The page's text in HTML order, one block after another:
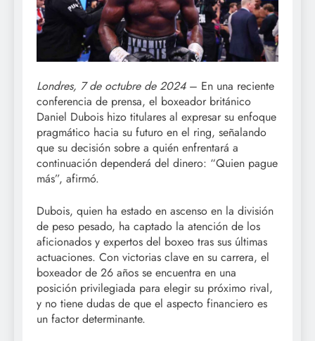
Londres, 7 de octubre de 2024– En una reciente
conferencia de prensa, el boxeador británico
Daniel Dubois hizo titulares al expresar su enfoque
pragmático hacia su futuro en el ring, señalando
que su decisión sobre a quién enfrentará a
continuación dependerá del dinero: “Quien pague
más”, afirmó.
Dubois, quien ha estado en ascenso en la división
de peso pesado, ha captado la atención de los
aficionados y expertos del boxeo tras sus últimas
actuaciones. Con victorias clave en su carrera, el
boxeador de 26 años se encuentra en una
posición privilegiada para elegir su próximo rival,
y no tiene dudas de que el aspecto financiero es
un factor determinante.